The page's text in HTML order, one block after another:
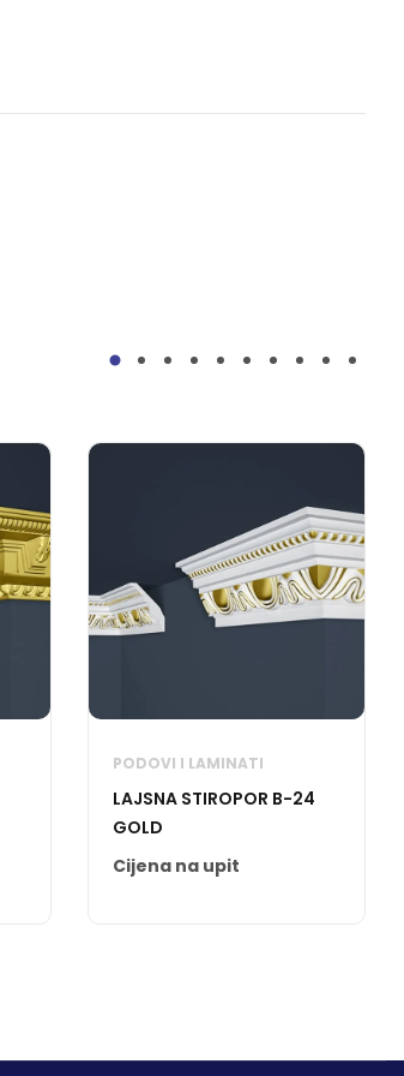
PODOVI I LAMINATI
LAJSNA STIROPOR B-24
GOLD
Cijena na upit